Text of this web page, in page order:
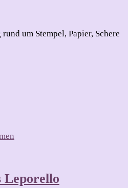
um Stempel, Papier, Schere
Leporello